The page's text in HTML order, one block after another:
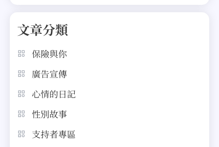
文章分類
保險與你
廣告宣傳
心情的日記
性別故事
支持者專區